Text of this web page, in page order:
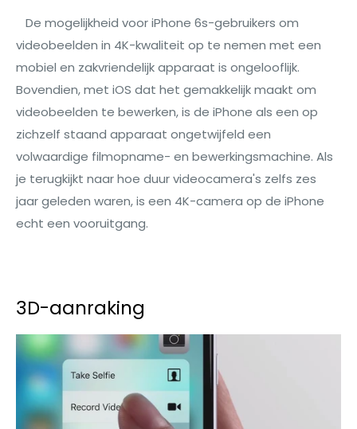
De mogelijkheid voor iPhone 6s-gebruikers om
videobeelden in 4K-kwaliteit op te nemen met een
mobiel en zakvriendelijk apparaat is ongelooflijk.
Bovendien, met iOS dat het gemakkelijk maakt om
videobeelden te bewerken, is de iPhone als een op
zichzelf staand apparaat ongetwijfeld een
volwaardige filmopname- en bewerkingsmachine. Als
je terugkijkt naar hoe duur videocamera's zelfs zes
jaar geleden waren, is een 4K-camera op de iPhone
echt een vooruitgang.
3D-aanraking